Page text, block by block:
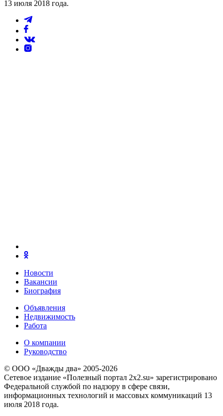
13 июля 2018 года.
Новости
Вакансии
Биография
Объявления
Недвижимость
Работа
О компании
Руководство
© ООО «Дважды два» 2005-2026
Сетевое издание «Полезный портал 2x2.su» зарегистрировано
Федеральной службой по надзору в сфере связи,
информационных технологий и массовых коммуникаций 13
июля 2018 года.